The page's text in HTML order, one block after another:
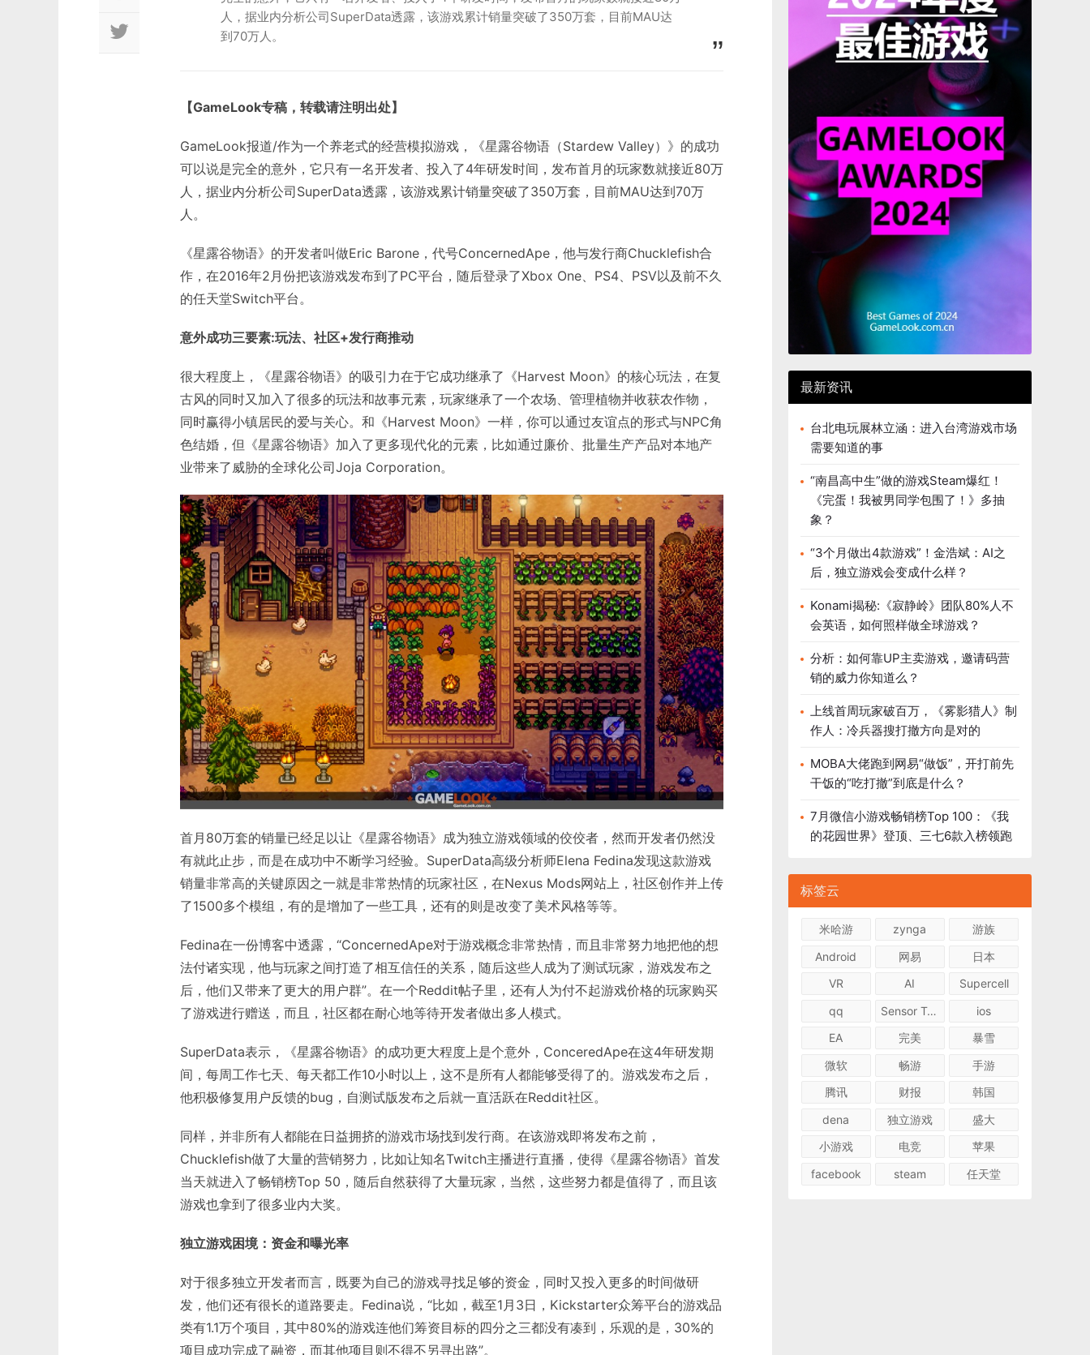
人，据业内分析公司SuperData透露，该游戏累计销量突破了350万套，目前MAU达
到70万人。
【GameLook专稿，转载请注明出处】
GameLook报道/作为一个养老式的经营模拟游戏，《星露谷物语（Stardew Valley）》的成功
可以说是完全的意外，它只有一名开发者、投入了4年研发时间，发布首月的玩家数就接近80万
人，据业内分析公司SuperData透露，该游戏累计销量突破了350万套，目前MAU达到70万
人。
《星露谷物语》的开发者叫做Eric Barone，代号ConcernedApe，他与发行商Chucklefish合
作，在2016年2月份把该游戏发布到了PC平台，随后登录了Xbox One、PS4、PSV以及前不久
的任天堂Switch平台。
意外成功三要素:玩法、社区+发行商推动
很大程度上，《星露谷物语》的吸引力在于它成功继承了《Harvest Moon》的核心玩法，在复
古风的同时又加入了很多的玩法和故事元素，玩家继承了一个农场、管理植物并收获农作物，
同时赢得小镇居民的爱与关心。和《Harvest Moon》一样，你可以通过友谊点的形式与NPC角
色结婚，但《星露谷物语》加入了更多现代化的元素，比如通过廉价、批量生产产品对本地产
业带来了威胁的全球化公司Joja Corporation。
首月80万套的销量已经足以让《星露谷物语》成为独立游戏领域的佼佼者，然而开发者仍然没
有就此止步，而是在成功中不断学习经验。SuperData高级分析师Elena Fedina发现这款游戏
销量非常高的关键原因之一就是非常热情的玩家社区，在Nexus Mods网站上，社区创作并上传
了1500多个模组，有的是增加了一些工具，还有的则是改变了美术风格等等。
Fedina在一份博客中透露，“ConcernedApe对于游戏概念非常热情，而且非常努力地把他的想
法付诸实现，他与玩家之间打造了相互信任的关系，随后这些人成为了测试玩家，游戏发布之
后，他们又带来了更大的用户群”。在一个Reddit帖子里，还有人为付不起游戏价格的玩家购买
了游戏进行赠送，而且，社区都在耐心地等待开发者做出多人模式。
SuperData表示，《星露谷物语》的成功更大程度上是个意外，ConceredApe在这4年研发期
间，每周工作七天、每天都工作10小时以上，这不是所有人都能够受得了的。游戏发布之后，
他积极修复用户反馈的bug，自测试版发布之后就一直活跃在Reddit社区。
同样，并非所有人都能在日益拥挤的游戏市场找到发行商。在该游戏即将发布之前，
Chucklefish做了大量的营销努力，比如让知名Twitch主播进行直播，使得《星露谷物语》首发
当天就进入了畅销榜Top 50，随后自然获得了大量玩家，当然，这些努力都是值得了，而且该
游戏也拿到了很多业内大奖。
独立游戏困境：资金和曝光率
对于很多独立开发者而言，既要为自己的游戏寻找足够的资金，同时又投入更多的时间做研
发，他们还有很长的道路要走。Fedina说，“比如，截至1月3日，Kickstarter众筹平台的游戏品
类有1.1万个项目，其中80%的游戏连他们筹资目标的四分之三都没有凑到，乐观的是，30%的
项目成功完成了融资，而其他项目则不得不另寻出路”。
最新资讯
台北电玩展林立涵：进入台湾游戏市场
需要知道的事
“南昌高中生”做的游戏Steam爆红！
《完蛋！我被男同学包围了！》多抽
象？
“3个月做出4款游戏”！金浩斌：AI之
后，独立游戏会变成什么样？
Konami揭秘:《寂静岭》团队80%人不
会英语，如何照样做全球游戏？
分析：如何靠UP主卖游戏，邀请码营
销的威力你知道么？
上线首周玩家破百万，《雾影猎人》制
作人：冷兵器搜打撤方向是对的
MOBA大佬跑到网易“做饭”，开打前先
干饭的“吃打撤”到底是什么？
7月微信小游戏畅销榜Top 100：《我
的花园世界》登顶、三七6款入榜领跑
标签云
米哈游 zynga
游族
Android
网易
日本
VR
AI
Supercell
qq
Sensor Tower
ios
EA
完美
暴雪
微软
畅游
手游
腾讯
财报
韩国
dena
独立游戏
盛大
小游戏
电竞
苹果
facebook
steam 任天堂